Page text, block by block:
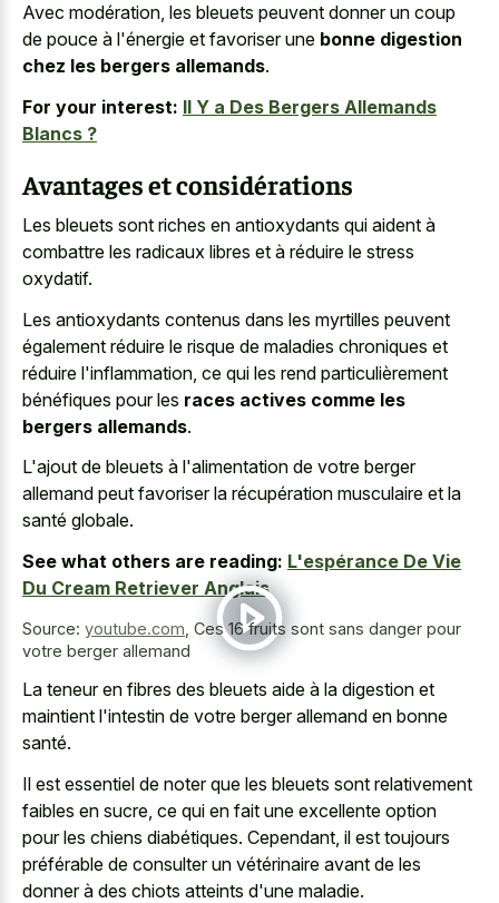
Avec modération, les bleuets peuvent donner un coup
de pouce à l'énergie et favoriser une bonne digestion
chez les bergers allemands.
For your interest: Il Y a Des Bergers Allemands
Blancs ?
Avantages et considérations
Les bleuets sont riches en antioxydants qui aident à
combattre les radicaux libres et à réduire le stress
oxydatif.
Les antioxydants contenus dans les myrtilles peuvent
également réduire le risque de maladies chroniques et
réduire l'inflammation, ce qui les rend particulièrement
bénéfiques pour les races actives comme les
bergers allemands.
L'ajout de bleuets à l'alimentation de votre berger
allemand peut favoriser la récupération musculaire et la
santé globale.
See what others are reading: L'espérance De Vie
Du Cream Retriever Anglais
Source: youtube.com Ces 16 fruits sont sans danger pour
votre berger allemand
La teneur en fibres des bleuets aide à la digestion et
maintient l'intestin de votre berger allemand en bonne
santé.
Il est essentiel de noter que les bleuets sont relativement
faibles en sucre, ce qui en fait une excellente option
pour les chiens diabétiques. Cependant, il est toujours
préférable de consulter un vétérinaire avant de les
donner à des chiots atteints d'une maladie.